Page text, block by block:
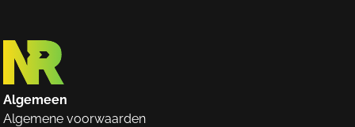
Algemeen
Algemene voorwaarden